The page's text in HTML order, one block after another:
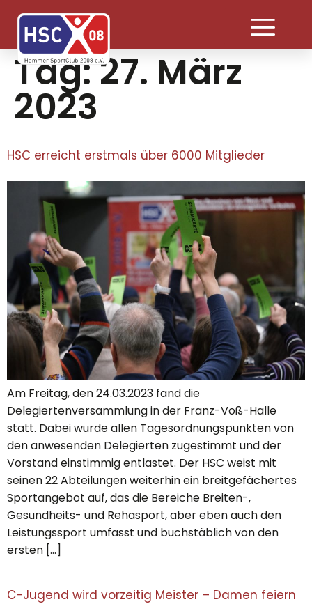
Tag:27. März
2023
HSC erreicht erstmals über 6000 Mitglieder
Am Freitag, den 24.03.2023 fand die
Delegiertenversammlung in der Franz-Voß-Halle
statt. Dabei wurde allen Tagesordnungspunkten von
den anwesenden Delegierten zugestimmt und der
Vorstand einstimmig entlastet. Der HSC weist mit
seinen 22 Abteilungen weiterhin ein breitgefächertes
Sportangebot auf, das die Bereiche Breiten-,
Gesundheits- und Rehasport, aber eben auch den
Leistungssport umfasst und buchstäblich von den
ersten […]
C-Jugend wird vorzeitig Meister – Damen feiern